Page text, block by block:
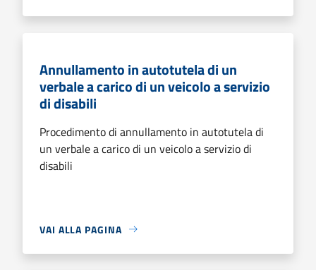
Annullamento in autotutela di un
verbale a carico di un veicolo a servizio
di disabili
Procedimento di annullamento in autotutela di
un verbale a carico di un veicolo a servizio di
disabili
VAI ALLA PAGINA